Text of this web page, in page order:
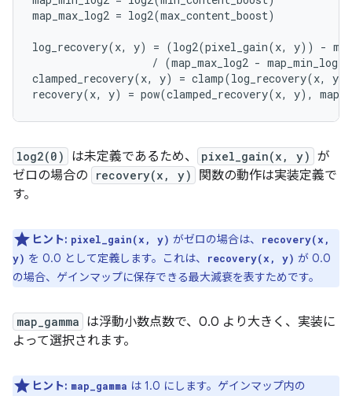
map_max_log2 = log2(max_content_boost)
log_recovery(x, y) = (log2(pixel_gain(x, y)) -
                   / (map_max_log2 - map_min_log2)
clamped_recovery(x, y) = clamp(log_recovery(x,
log2(0) は未定義であるため、 pixel_gain(x, y) が
ゼロの場合の
recovery(x, y)
関数の動作は実装定義で
す。
ヒント: pixel_gain(x, y) がゼロの場合は、
recovery(x,
y) を 0.0 として定義します。これは、 recovery(x, y) が 0.0
の場合、ゲインマップに保存できる最大減衰を表すためです。
map_gamma は浮動小数点数で、0.0 より大きく、実装に
よって選択されます。
ヒント: map_gamma は 1.0 にします。ゲインマップ内の